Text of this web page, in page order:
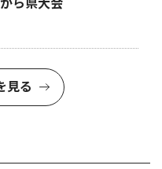
ら県大会
見る